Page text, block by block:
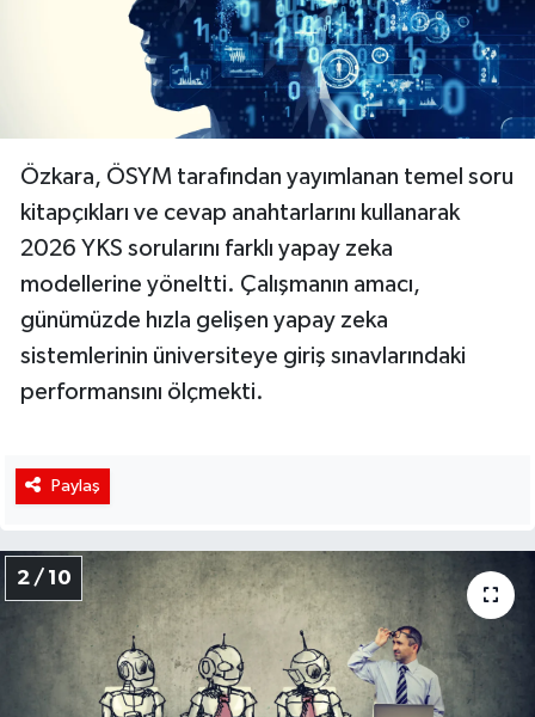
Özkara, ÖSYM tarafından yayımlanan temel soru
kitapçıkları ve cevap anahtarlarını kullanarak
2026 YKS sorularını farklı yapay zeka
modellerine yöneltti. Çalışmanın amacı,
günümüzde hızla gelişen yapay zeka
sistemlerinin üniversiteye giriş sınavlarındaki
performansını ölçmekti.
Paylaş
2 / 10